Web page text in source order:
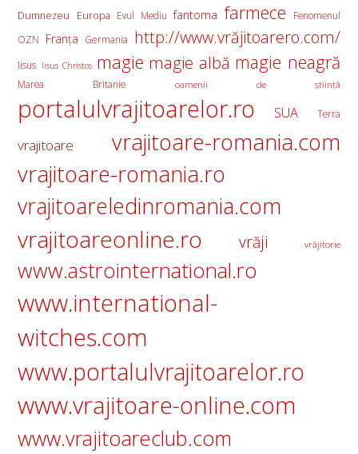
Dumnezeu Europa Evul Mediu fantoma farmece
Fenomenul
OZN
Franţa Germania http://www.vrăjitoarero.com/
Iisus Iisus Christos magie magie albă magie neagră
Marea Britanie oamenii de ştiinţă
portalulvrajitoarelor.ro SUA Terra
vrajitoare
vrajitoare-romania.com
vrajitoare-romania.ro
vrajitoareledinromania.com
vrajitoareonline.ro vrăji vrăjitorie
www.astrointernational.ro
www.international-
witches.com
www.portalulvrajitoarelor.ro
www.vrajitoare-online.com
www.vrajitoareclub.com